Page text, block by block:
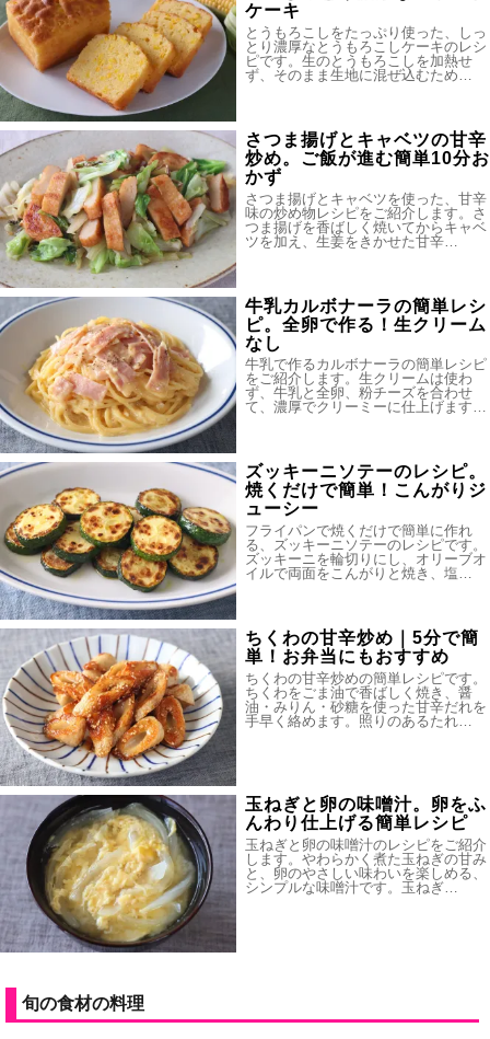
ケーキ
とうもろこしをたっぷり使った、しっ
とり濃厚なとうもろこしケーキのレシ
ピです。生のとうもろこしを加熱せ
ず、そのまま生地に混ぜ込むため…
さつま揚げとキャベツの甘辛
炒め。ご飯が進む簡単10分お
かず
さつま揚げとキャベツを使った、甘辛
味の炒め物レシピをご紹介します。さ
つま揚げを香ばしく焼いてからキャベ
ツを加え、生姜をきかせた甘辛…
牛乳カルボナーラの簡単レシ
ピ。全卵で作る！生クリーム
なし
牛乳で作るカルボナーラの簡単レシピ
をご紹介します。生クリームは使わ
ず、牛乳と全卵、粉チーズを合わせ
て、濃厚でクリーミーに仕上げます…
ズッキーニソテーのレシピ。
焼くだけで簡単！こんがりジ
ューシー
フライパンで焼くだけで簡単に作れ
る、ズッキーニソテーのレシピです。
ズッキーニを輪切りにし、オリーブオ
イルで両面をこんがりと焼き、塩…
ちくわの甘辛炒め｜5分で簡
単！お弁当にもおすすめ
ちくわの甘辛炒めの簡単レシピです。
ちくわをごま油で香ばしく焼き、醤
油・みりん・砂糖を使った甘辛だれを
手早く絡めます。照りのあるたれ…
玉ねぎと卵の味噌汁。卵をふ
んわり仕上げる簡単レシピ
玉ねぎと卵の味噌汁のレシピをご紹介
します。やわらかく煮た玉ねぎの甘み
と、卵のやさしい味わいを楽しめる、
シンプルな味噌汁です。玉ねぎ…
旬の食材の料理